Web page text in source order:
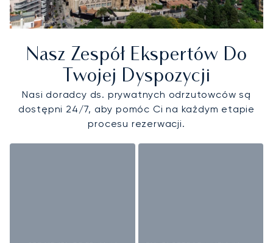
Nasz Zespół Ekspertów Do
Twojej Dyspozycji
Nasi doradcy ds. prywatnych odrzutowców są
dostępni 24/7, aby pomóc Ci na każdym etapie
procesu rezerwacji.